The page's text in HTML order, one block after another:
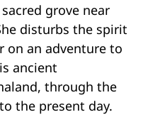
grove near
disturbs the spirit
on an adventure to
ancient
through the
the present day.